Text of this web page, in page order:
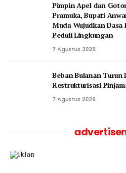
Pimpin Apel dan
Pramuka, Bupati
Muda Wujudkan
Peduli Lingkungan
7 Agustus 2026
Beban Bulanan Turun
Restrukturisasi
7 Agustus 2026